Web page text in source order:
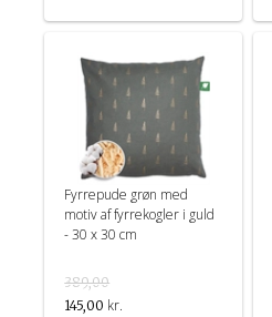
Fyrrepude grøn med
motiv af fyrrekogler i guld
- 30 x 30 cm
389,00
145,00 kr.